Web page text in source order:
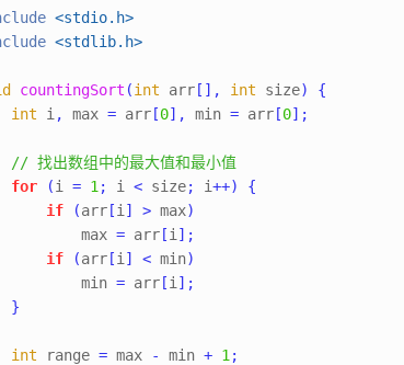
<stdio.h>
<stdlib.h>
countingSort (int arr[], int size)
{
int i , max = arr[0], min = arr[0];
// 找出数组中的最大值和最小值
for
(i = 1 ; i < size; i++)
{
if
(arr[i ] > max)
            max
= arr[i ];
if
(arr[i ] < min)
            min
= arr[i ];
}
int range = max - min + 1 ;